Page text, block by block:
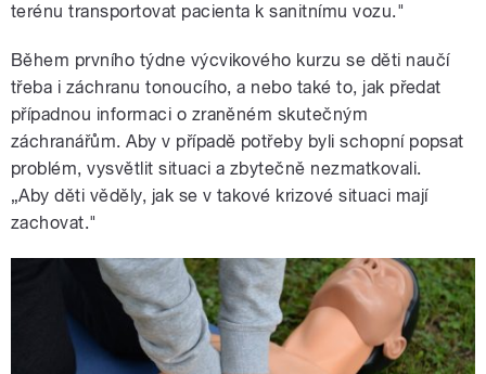
terénu transportovat pacienta k sanitnímu vozu."
Během prvního týdne výcvikového kurzu se děti naučí
třeba i záchranu tonoucího, a nebo také to, jak předat
případnou informaci o zraněném skutečným
záchranářům. Aby v případě potřeby byli schopní popsat
problém, vysvětlit situaci a zbytečně nezmatkovali.
„Aby děti věděly, jak se v takové krizové situaci mají
zachovat."